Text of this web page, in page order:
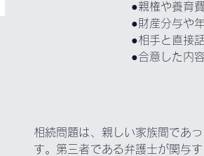
●親権や養育
●財産分与や
●相手と直接
●合意した内
相続問題は、親しい家族間であ
す。第三者である弁護士が関与